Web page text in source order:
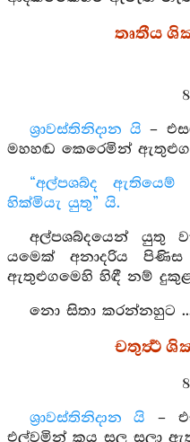
තෘතීය
ශ්‍රාවස්තිනිදාන යි –
මහහඬ කෙරෙමින්
“අල්පශබ්ද
හික්මියැ යුතු” යි.
අල්පශබ්දයෙන් යුතු
යමෙක් අනාදරිය
ඇතුළුගමෙහි හිඳී නම්
නො සිතා කරන්නහුට
චතුර්‍ත්‍ථ
ශ්‍රාවස්තිනිදාන යි –
එල්වමින් කය සල සලා